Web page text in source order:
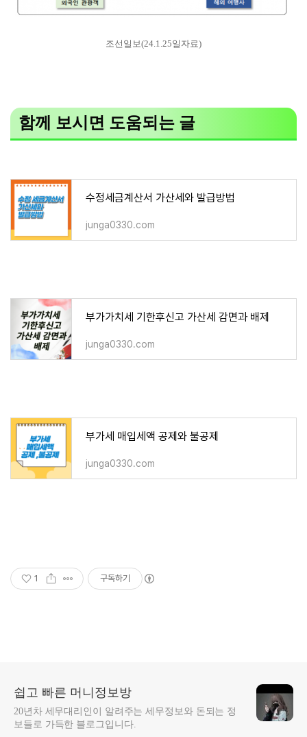
조선일보(24.1.25일자료)
함께 보시면 도움되는 글
수정세금계산서 가산세와 발급방법
junga0330.com
부가가치세 기한후신고 가산세 감면과 배제
junga0330.com
부가세 매입세액 공제와 불공제
junga0330.com
1 구독하기
쉽고 빠른 머니정보방
20년차 세무대리인이 알려주는 세무정보와 돈되는 정
보들로 가득한 블로그입니다.